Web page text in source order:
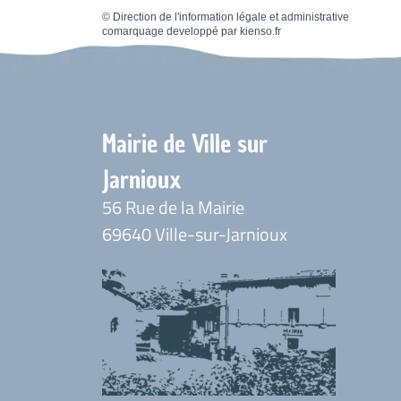
© Direction de l'information légale et administrative
comarquage developpé par kienso.fr
Mairie de Ville sur
Jarnioux
56 Rue de la Mairie
69640 Ville-sur-Jarnioux